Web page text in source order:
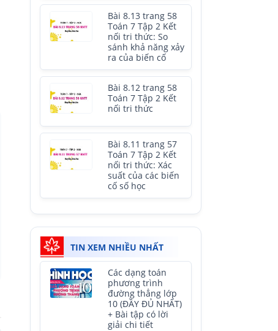
Bài 8.13 trang 58
Toán 7 Tập 2 Kết
nối tri thức: So
sánh khả năng xảy
ra của biến cố
Bài 8.12 trang 58
Toán 7 Tập 2 Kết
nối tri thức
Bài 8.11 trang 57
Toán 7 Tập 2 Kết
nối tri thức: Xác
suất của các biến
cố số học
TIN XEM NHIỀU NHẤT
Các dạng toán
phương trình
đường thẳng lớp
10 (ĐẦY ĐỦ NHẤT)
+ Bài tập có lời
giải chi tiết